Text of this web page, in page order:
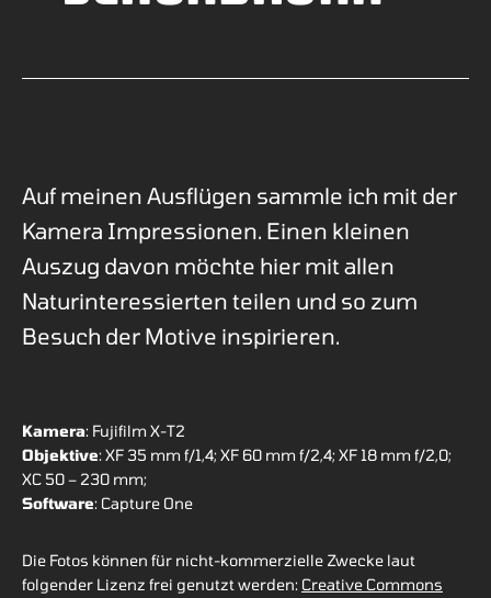
Auf meinen Ausflügen sammle ich mit der
Kamera Impressionen. Einen kleinen
Auszug davon möchte hier mit allen
Naturinteressierten teilen und so zum
Besuch der Motive inspirieren.
Kamera: Fujifilm X-T2
Objektive: XF 35 mm f/1,4; XF 60 mm f/2,4; XF 18 mm f/2,0;
XC 50 – 230 mm;
Software: Capture One
Die Fotos können für nicht-kommerzielle Zwecke laut
folgender Lizenz frei genutzt werden: Creative Commons